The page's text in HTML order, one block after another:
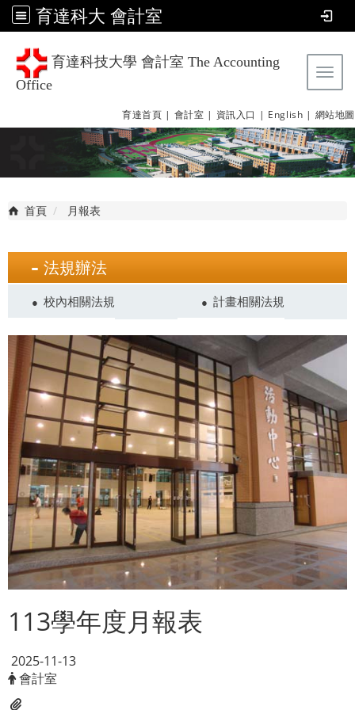
育達科大 會計室
育達科技大學 會計室 The Accounting
Office
育達首頁 | 會計室 | 資訊入口 | English | 網站地圖
首頁 月報表
法規辦法
校內相關法規 計畫相關法規
113學年度月報表
2025-11-13
會計室